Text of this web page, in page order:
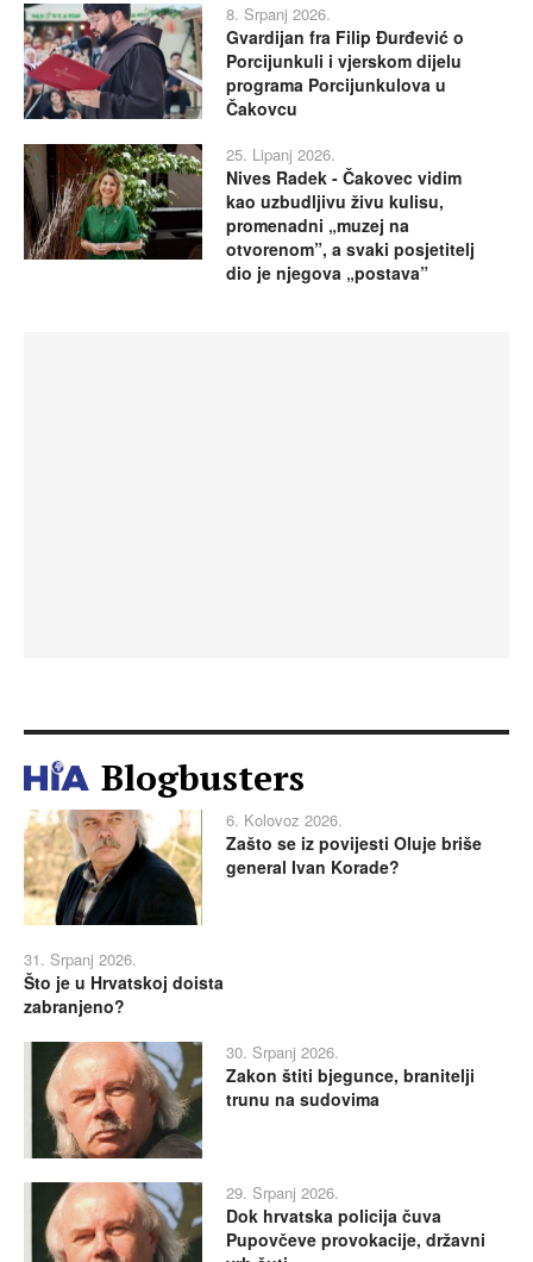
8. Srpanj 2026.
Gvardijan fra Filip Đurđević o
Porcijunkuli i vjerskom dijelu
programa Porcijunkulova u
Čakovcu
25. Lipanj 2026.
Nives Radek - Čakovec vidim
kao uzbudljivu živu kulisu,
promenadni „muzej na
otvorenom”, a svaki posjetitelj
dio je njegova „postava”
Blogbusters
6. Kolovoz 2026.
Zašto se iz povijesti Oluje briše
general Ivan Korade?
31. Srpanj 2026.
Što je u Hrvatskoj doista
zabranjeno?
30. Srpanj 2026.
Zakon štiti bjegunce, branitelji
trunu na sudovima
29. Srpanj 2026.
Dok hrvatska policija čuva
Pupovčeve provokacije, državni